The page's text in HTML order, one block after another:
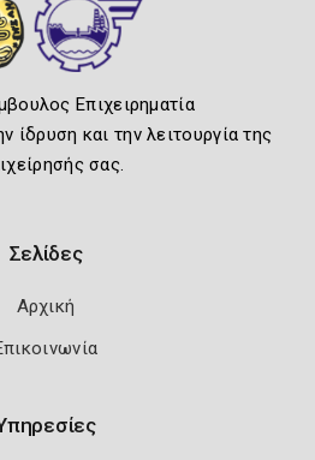
Επιχειρηματία
και την λειτουργία της
σας.
Σελίδες
Αρχική